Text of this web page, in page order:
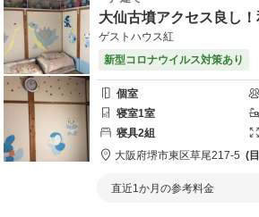
大仙古墳アクセス良し！
ゲストハウス紅
新型コロナウイルス対策あり
個室
寝室1室
寝具2組
大阪府堺市東区草尾217-5
直近1か月の参考料金